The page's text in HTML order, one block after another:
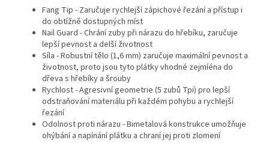
Fang Tip - Zaručuje rychlejší zápichové řezání a přístup i
do obtížně dostupných míst
Nail Guard - Chrání zuby při nárazu do hřebíku, zaručuje
lepší pevnost a delší životnost
Síla - Robustní tělo (1,6 mm) zaručuje maximální pevnost a
životnost, proto jsou tyto plátky vhodné zejmíéna do
dřeva s hřebíky a šrouby
Rychlost - Agresivní geometrie (5 zubů Tpi) pro lepší
odstraňování materiálu při každém pohybu a rychlejší
řezání
Odolnost proti nárazu - Bimetalová konstrukce umožňuje
ohýbání a napínání plátku a chraní jej proti zlomení